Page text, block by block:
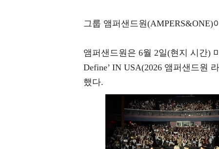
그룹 앰퍼샌드원(AMPERS&ONE)
앰퍼샌드원은 6월 2일(현지 시간)
Define’ IN USA(2026 앰퍼샌드원
했다.